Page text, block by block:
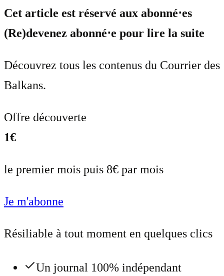
Cet article est réservé aux abonné⋅es
(Re)devenez abonné⋅e pour lire la suite
Découvrez tous les contenus du Courrier des
Balkans.
Offre découverte
1€
le premier mois puis 8€ par mois
Je m'abonne
Résiliable à tout moment en quelques clics
Un journal 100% indépendant